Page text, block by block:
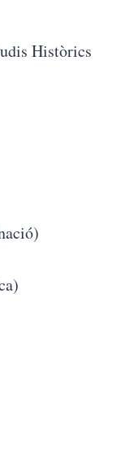
Històrics